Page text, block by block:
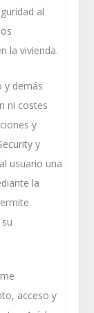
al
la vivienda.
y demás
ni costes
y
y
usuario una
la
acceso y